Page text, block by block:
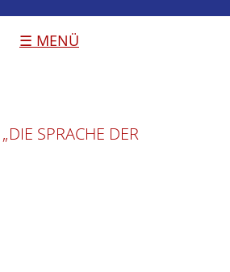
☰ MENÜ
SPRACHE DER